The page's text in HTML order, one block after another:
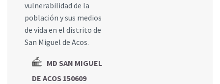
vulnerabilidad de la
población y sus medios
de vida en el distrito de
San Miguel de Acos.
MD SAN MIGUEL
DE ACOS 150609